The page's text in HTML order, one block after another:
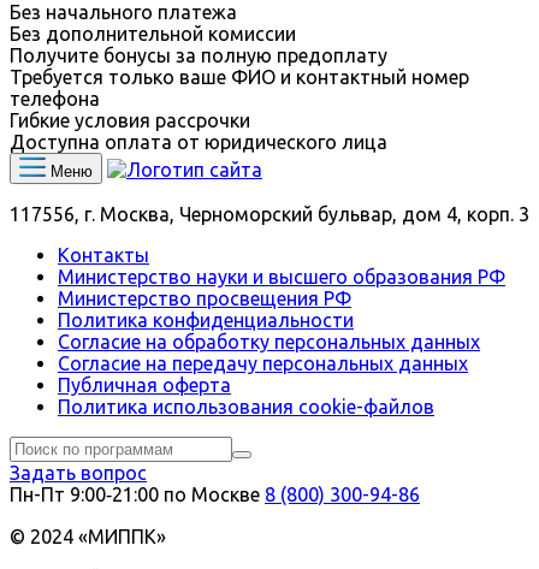
Без начального платежа
Без дополнительной комиссии
Получите бонусы за полную предоплату
Требуется только ваше ФИО и контактный номер
телефона
Гибкие условия рассрочки
Доступна оплата от юридического лица
Меню
117556, г. Москва, Черноморский бульвар, дом 4, корп. 3
Контакты
Министерство науки и высшего образования РФ
Министерство просвещения РФ
Политика конфиденциальности
Согласие на обработку персональных данных
Согласие на передачу персональных данных
Публичная оферта
Политика использования сookie-файлов
Задать вопрос
Пн-Пт 9:00‑21:00 по Москве 8 (800) 300-94-86
© 2024 «МИППК»